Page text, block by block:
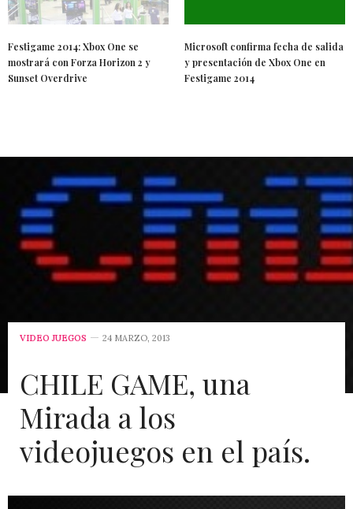
Festigame 2014: Xbox One se
mostrará con Forza Horizon 2 y
Sunset Overdrive
Microsoft confirma fecha de salida
y presentación de Xbox One en
Festigame 2014
VIDEO JUEGOS 24 MARZO, 2013
CHILE GAME, una
Mirada a los
videojuegos en el país.